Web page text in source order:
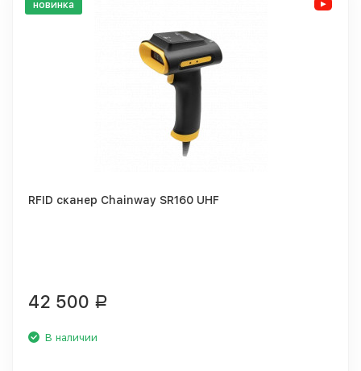
новинка
RFID сканер Chainway SR160 UHF
42 500 Р
В наличии